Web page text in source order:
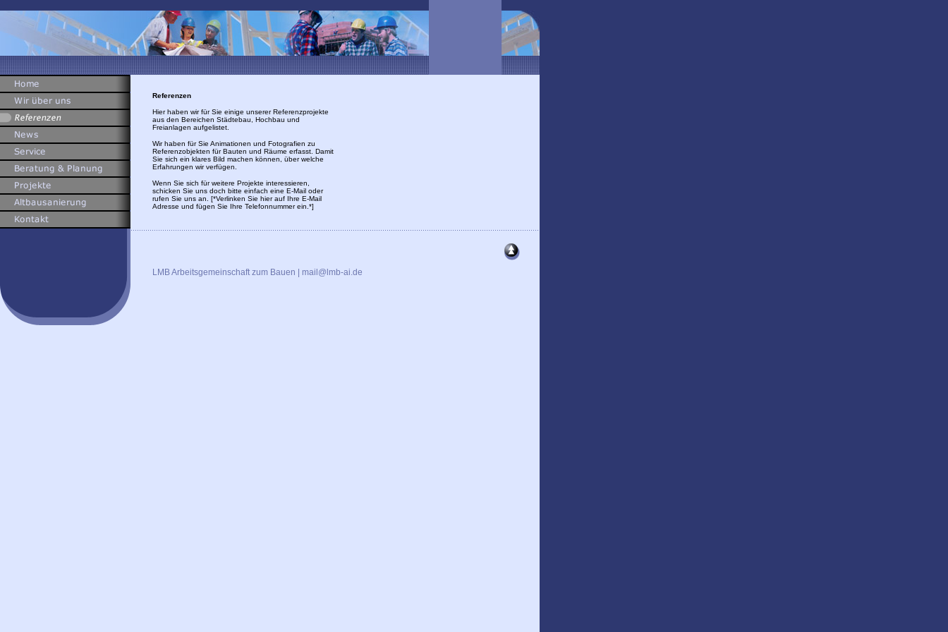
Referenzen
Hier haben wir für Sie einige unserer Referenzprojekte
aus den Bereichen Städtebau, Hochbau und
Freianlagen aufgelistet.
Wir haben für Sie Animationen und Fotografien zu
Referenzobjekten für Bauten und Räume erfasst. Damit
Sie sich ein klares Bild machen können, über welche
Erfahrungen wir verfügen.
Wenn Sie sich für weitere Projekte interessieren,
schicken Sie uns doch bitte einfach eine E-Mail oder
rufen Sie uns an. [*Verlinken Sie hier auf Ihre E-Mail
Adresse und fügen Sie Ihre Telefonnummer ein.*]
LMB Arbeitsgemeinschaft zum Bauen | mail@lmb-ai.de